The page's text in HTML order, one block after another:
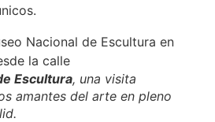
Escultura, una visita
amantes del arte en pleno